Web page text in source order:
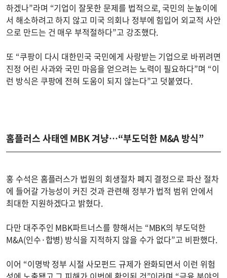
하겠나”라며 “기업이 잘못한 문제를 법적으로, 국민의 눈높이에
서 해소하려고 하지 않고 미국 의회나 정부에 힘입어 외교적 사안
으로 만드는 건 매우 부적절하다”고 강조했다.
또 “쿠팡이 다시 대한민국 국민에게 사랑받는 기업으로 바뀌려면
진정 어린 사과와 국민 마음을 얻으려는 노력이 필요하다”며 “이
런 방식은 쿠팡에 전혀 도움이 되지 않는다”고 덧붙였다.
홈플러스 사태엔 MBK 겨냥…“부도덕한 M&A 방식”
홍 수석은 홈플러스가 법원의 회생절차 폐지 결정으로 파산 절차
에 들어갈 가능성이 커진 것과 관련해 정부가 법적 범위 안에서
최대한 지원하겠다고 밝혔다.
다만 대주주인 MBK파트너스를 향해서는 “MBK의 부도덕한
M&A(인수·합병) 방식을 지적하지 않을 수가 없다”고 비판했다.
이어 “이명박 정부 시절 사모펀드 규제가 완화되면서 이런 위험